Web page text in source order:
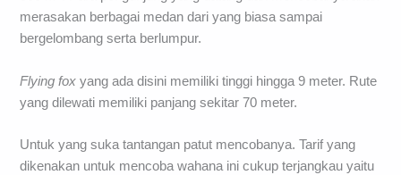
merasakan berbagai medan dari yang biasa sampai
bergelombang serta berlumpur.
Flying fox yang ada disini memiliki tinggi hingga 9 meter. Rute
yang dilewati memiliki panjang sekitar 70 meter.
Untuk yang suka tantangan patut mencobanya. Tarif yang
dikenakan untuk mencoba wahana ini cukup terjangkau yaitu